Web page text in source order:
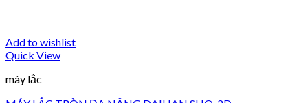
Add to wishlist
Quick View
máy lắc